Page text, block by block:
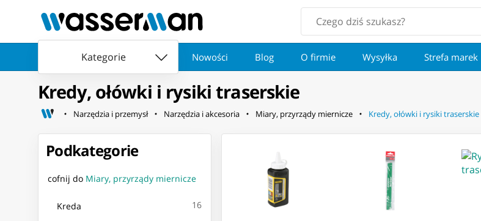
Kategorie Nowości Blog O firmie Wysyłka Strefa marek
Kredy, ołówki i rysiki traserskie
Narzędzia i przemysł Narzędzia i akcesoria Miary, przyrządy miernicze Kredy, ołówki i rysiki traserskie
Podkategorie
cofnij do Miary, przyrządy miernicze
Kreda 16